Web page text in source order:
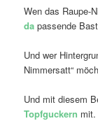
Wen das Raupe-
da passende
Und wer
Nimmersatt“
Und mit diesem
Topfguckern mit.